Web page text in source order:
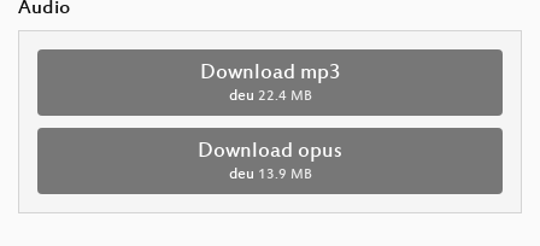
Audio
Download mp3
deu 22.4 MB
Download opus
deu 13.9 MB